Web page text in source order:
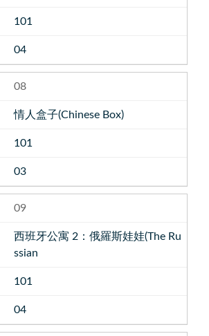
101
04
08
情人盒子(Chinese Box)
101
03
09
西班牙公寓 2：俄羅斯娃娃(The Ru
ssian
101
04